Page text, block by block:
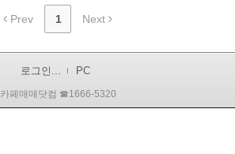
Prev 1 Next
로그인... PC
카페매매닷컴 ☎1666-5320